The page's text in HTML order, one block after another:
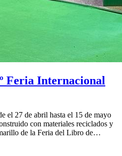
Feria Internacional
el 27 de abril hasta el 15 de mayo
con materiales reciclados y
de la Feria del Libro de…